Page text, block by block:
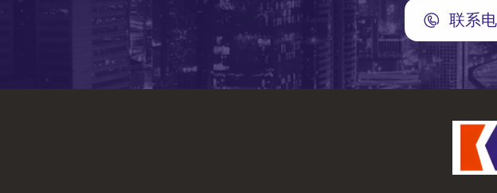
联系